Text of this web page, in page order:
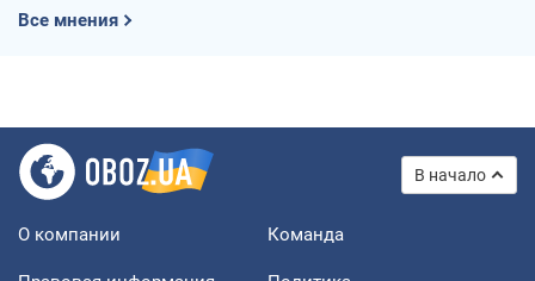
Все мнения
В начало
О компании Команда